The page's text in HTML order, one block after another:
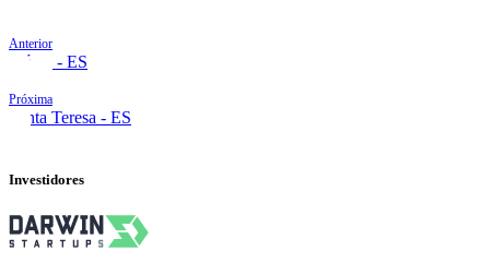
Anterior
Piúma - ES
Próxima
Santa Teresa - ES
Investidores